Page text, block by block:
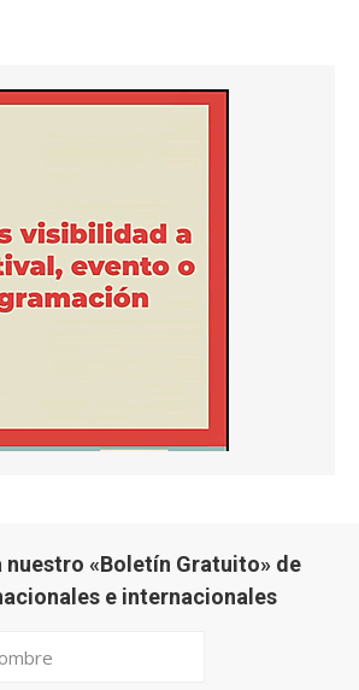
nuestro «Boletín Gratuito» de
e internacionales